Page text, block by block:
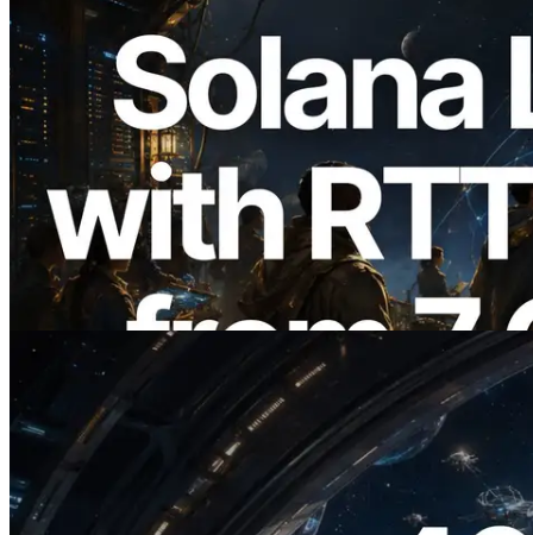
2026.08.05
ERPC amplía la Leader Slot API de
Solana con medición de ping desde 7
regiones globales — También se lanza la
Validators Information API
Leer este artículo